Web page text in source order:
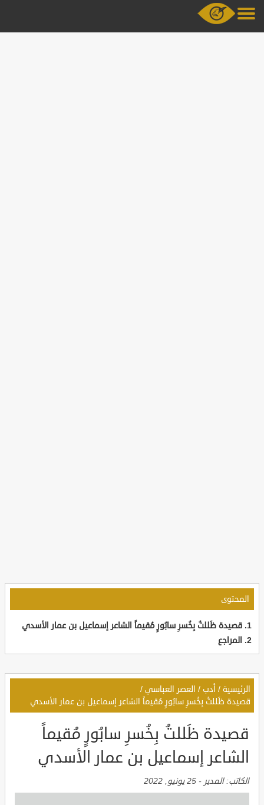
المحتوى
قصيدة ظَللتُ بِخُسرِ سابُورٍ مُقيماً الشاعر إسماعيل بن عمار الأسدي
المراجع
الرئيسية / أدب / العصر العباسي /
قصيدة ظَللتُ بِخُسرِ سابُورٍ مُقيماً الشاعر إسماعيل بن عمار الأسدي
قصيدة ظَللتُ بِخُسرِ سابُورٍ مُقيماً
الشاعر إسماعيل بن عمار الأسدي
الكاتب:المدير - 25 يونيو, 2022